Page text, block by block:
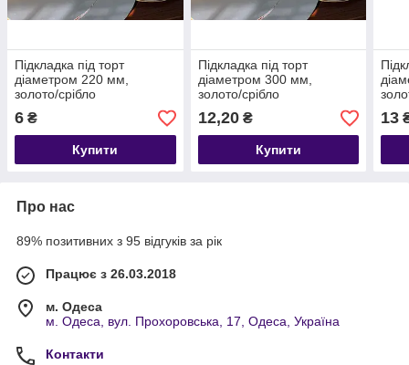
Підкладка під торт
діаметром 220 мм,
золото/срібло
6 ₴
Купити
Підкладка під торт
діаметром 300 мм,
золото/срібло
12,20₴
Купити
13
Про нас
89% позитивних з 95 відгуків за рік
Працює з 26.03.2018
м. Одеса
м. Одеса, вул. Прохоровська, 17, Одеса, Україна
Контакти